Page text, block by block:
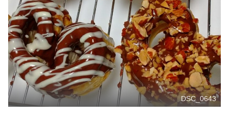
DSC_0643